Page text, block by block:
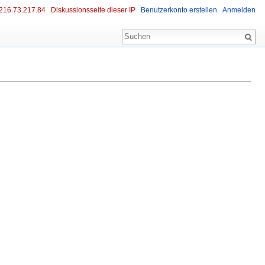
Diskussionsseite dieser IP Benutzerkonto erstellen Anmelden